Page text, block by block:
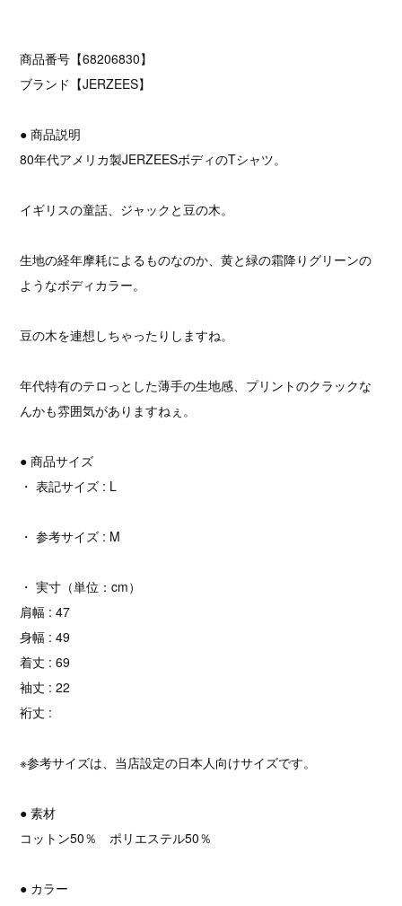
商品番号【68206830】
ブランド【JERZEES】
● 商品説明
80年代アメリカ製JERZEESボディのTシャツ。
イギリスの童話、ジャックと豆の木。
生地の経年摩耗によるものなのか、黄と緑の霜降りグリーンの
ようなボディカラー。
豆の木を連想しちゃったりしますね。
年代特有のテロっとした薄手の生地感、プリントのクラックな
んかも雰囲気がありますねぇ。
● 商品サイズ
・ 表記サイズ : L
・ 参考サイズ : M
・ 実寸（単位：cm）
肩幅 : 47
身幅 : 49
着丈 : 69
袖丈 : 22
裄丈 :
※参考サイズは、当店設定の日本人向けサイズです。
● 素材
コットン50％ ポリエステル50％
● カラー